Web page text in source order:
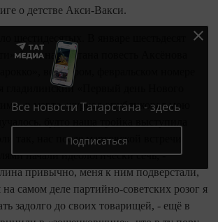
о детстве Акси-Вакси.
шестидесятых. В январе шестьдесят
была напечатана повесть Аксёнова
во втором, февральском номере
гладилинский «Первый день Нового
в марте, журнал опубликовал мою
будто наша тройка выступила
так, нас после мартовской встречи
начали идеологически сечь, -
привычно, меня к ним подверстали,
самом деле партийно-советских розог я
задолго до своих товарищей, - ещё в
Все новости Татарстана - здесь
Подписаться